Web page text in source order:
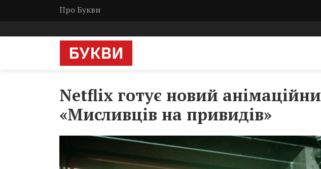
Про Букви
Netflix готує новий
«Мисливців на привидів»